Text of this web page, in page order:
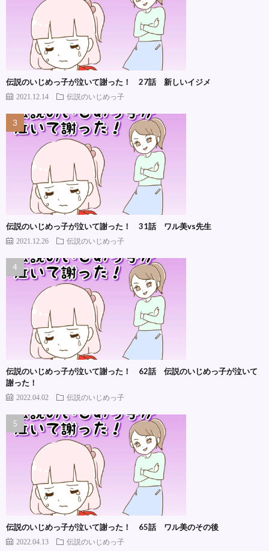
伝説のいじめっ子が泣いて謝った！ 27話 新しいイジメ
2021.12.14 伝説のいじめっ子
伝説のいじめっ子が泣いて謝った！ 31話 ワル美vs先生
2021.12.26 伝説のいじめっ子
伝説のいじめっ子が泣いて謝った！ 62話 伝説のいじめっ子が泣いて
謝った！
2022.04.02 伝説のいじめっ子
伝説のいじめっ子が泣いて謝った！ 65話 ワル美のその後
2022.04.13 伝説のいじめっ子